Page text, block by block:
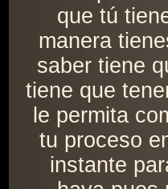
que tú
manera
saber tiene
tiene que
le permita
tu proceso
instante